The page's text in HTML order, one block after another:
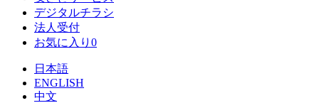
デジタルチラシ
法人受付
お気に入り 0
日本語
ENGLISH
中文